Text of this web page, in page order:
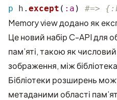
p h . except ( :a ) #=>
Memory view додано як
Це новий набір C-API для
пам’яті, такою як
зображення, між
Бібліотеки розширень
метаданими області